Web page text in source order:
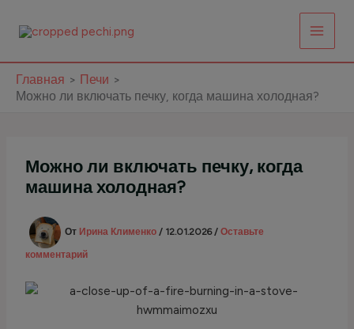
Главная
Печи
Можно ли включать печку, когда машина холодная?
Можно ли включать печку, когда
машина холодная?
От Ирина Клименко/ 12.01.2026/Оставьте
комментарий